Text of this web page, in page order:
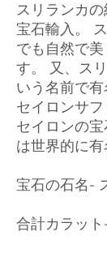
スリランカ
宝石輸入。
でも自然で
す。 又、ス
いう名前で有
セイロンサ
セイロンの
は世界的に有
宝石の石名-
合計カラッ